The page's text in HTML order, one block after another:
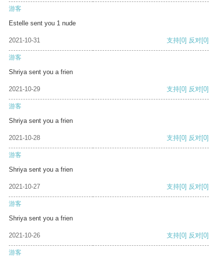
游客
Estelle sent you 1 nude
2021-10-31 支持[0] 反对[0]
游客
Shriya sent you a frien
2021-10-29 支持[0] 反对[0]
游客
Shriya sent you a frien
2021-10-28 支持[0] 反对[0]
游客
Shriya sent you a frien
2021-10-27 支持[0] 反对[0]
游客
Shriya sent you a frien
2021-10-26 支持[0] 反对[0]
游客